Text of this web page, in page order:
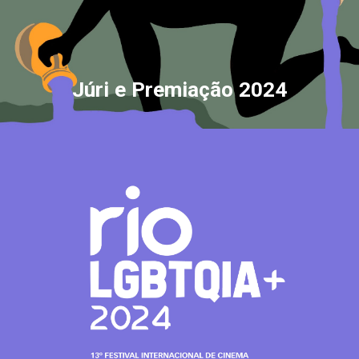
Júri e Premiação 2024